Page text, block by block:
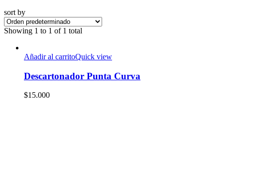
sort by
Showing 1 to 1 of 1 total
Añadir al carritoQuick view
Descartonador Punta Curva
$15.000